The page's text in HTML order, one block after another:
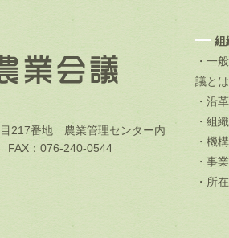
217番地 農業管理センター内
：076-240-0544
組
・一
議とは
・沿革
・組
・機
・事
・所